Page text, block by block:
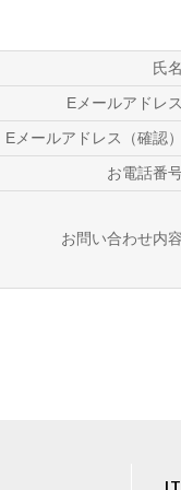
氏
Eメールアドレ
Eメールアドレス（確認
お電話番
お問い合わせ内